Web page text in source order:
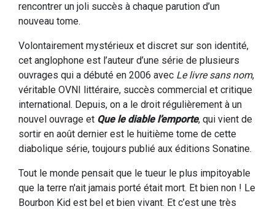
rencontrer un joli succès à chaque parution d’un
nouveau tome.
Volontairement mystérieux et discret sur son identité,
cet anglophone est l’auteur d’une série de plusieurs
ouvrages qui a débuté en 2006 avec Le livre sans nom,
véritable OVNI littéraire, succès commercial et critique
international. Depuis, on a le droit régulièrement à un
nouvel ouvrage et Que le diable l’emporte, qui vient de
sortir en août dernier est le huitième tome de cette
diabolique série, toujours publié aux éditions Sonatine.
Tout le monde pensait que le tueur le plus impitoyable
que la terre n'ait jamais porté était mort. Et bien non ! Le
Bourbon Kid est bel et bien vivant. Et c’est une très